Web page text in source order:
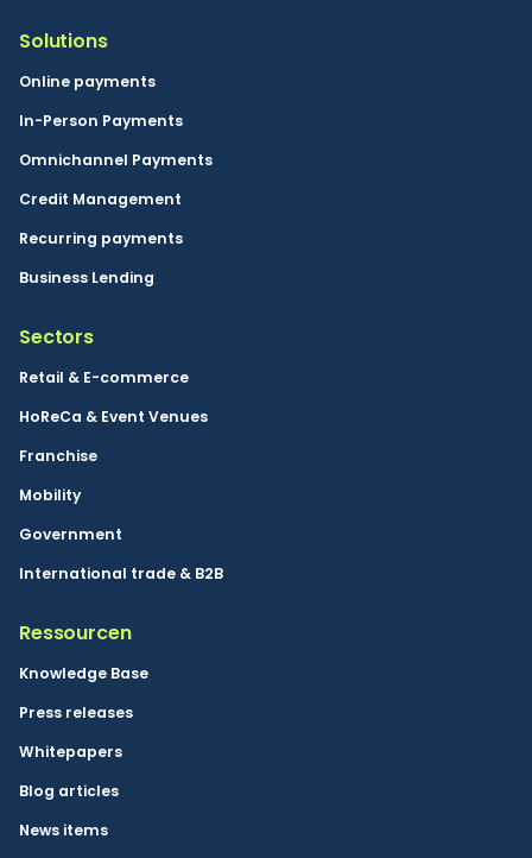
Solutions
Online payments
In-Person Payments
Omnichannel Payments
Credit Management
Recurring payments
Business Lending
Sectors
Retail & E-commerce
HoReCa & Event Venues
Franchise
Mobility
Government
International trade & B2B
Ressourcen
Knowledge Base
Press releases
Whitepapers
Blog articles
News items